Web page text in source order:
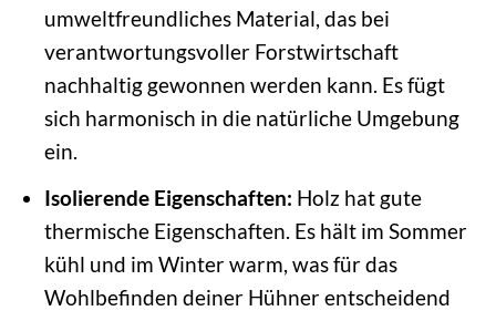
umweltfreundliches Material, das bei
verantwortungsvoller Forstwirtschaft
nachhaltig gewonnen werden kann. Es fügt
sich harmonisch in die natürliche Umgebung
ein.
Isolierende Eigenschaften: Holz hat gute
thermische Eigenschaften. Es hält im Sommer
kühl und im Winter warm, was für das
Wohlbefinden deiner Hühner entscheidend